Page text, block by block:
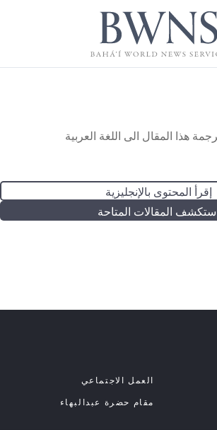
هذا المقال الى اللغة العربية
إقرأ المحتوى بالإنجليزية
المقالات المتاحة
العمل الاجتماعي
مقام حضرة عبدالبهاء